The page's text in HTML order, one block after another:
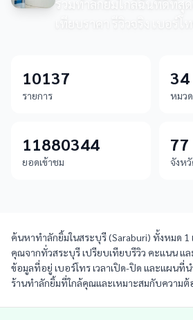
รวมทำลักยิ้มใกล้ฉันที่ดีที่สุ
เทียบราคา รีวิวจริง เบอร์โทร
10137
รายการ
34
หมว
11880344
ยอดเข้าชม
77
จังห
ค้นหาทำลักยิ้มในสระบุรี (Saraburi) ทั้งหมด 1
คุณจากทั่วสระบุรี เปรียบเทียบรีวิว คะแนน แ
ข้อมูลที่อยู่ เบอร์โทร เวลาเปิด-ปิด และแผนที่
ร้านทำลักยิ้มที่ใกล้คุณและเหมาะสมกับความต้อ